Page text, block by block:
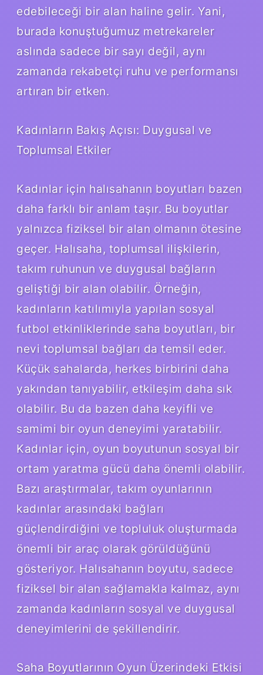
edebileceği bir alan haline gelir. Yani,
burada konuştuğumuz metrekareler
aslında sadece bir sayı değil, aynı
zamanda rekabetçi ruhu ve performansı
artıran bir etken.
Kadınların Bakış Açısı: Duygusal ve
Toplumsal Etkiler
Kadınlar için halısahanın boyutları bazen
daha farklı bir anlam taşır. Bu boyutlar
yalnızca fiziksel bir alan olmanın ötesine
geçer. Halısaha, toplumsal ilişkilerin,
takım ruhunun ve duygusal bağların
geliştiği bir alan olabilir. Örneğin,
kadınların katılımıyla yapılan sosyal
futbol etkinliklerinde saha boyutları, bir
nevi toplumsal bağları da temsil eder.
Küçük sahalarda, herkes birbirini daha
yakından tanıyabilir, etkileşim daha sık
olabilir. Bu da bazen daha keyifli ve
samimi bir oyun deneyimi yaratabilir.
Kadınlar için, oyun boyutunun sosyal bir
ortam yaratma gücü daha önemli olabilir.
Bazı araştırmalar, takım oyunlarının
kadınlar arasındaki bağları
güçlendirdiğini ve topluluk oluşturmada
önemli bir araç olarak görüldüğünü
gösteriyor. Halısahanın boyutu, sadece
fiziksel bir alan sağlamakla kalmaz, aynı
zamanda kadınların sosyal ve duygusal
deneyimlerini de şekillendirir.
Saha Boyutlarının Oyun Üzerindeki Etkisi